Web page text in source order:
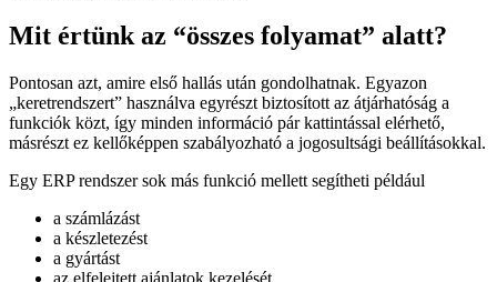
Mit értünk az “összes folyamat” alatt?
Pontosan azt, amire első hallás után gondolhatnak. Egyazon
„keretrendszert” használva egyrészt biztosított az átjárhatóság a
funkciók közt, így minden információ pár kattintással elérhető,
másrészt ez kellőképpen szabályozható a jogosultsági beállításokkal.
Egy ERP rendszer sok más funkció mellett segítheti például
a számlázást
a készletezést
a gyártást
az elfelejtett ajánlatok kezelését